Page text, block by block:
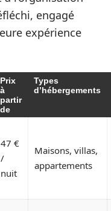
engagé
expérience
Prix
à
partir
de
Types
d’hébergements
47 €
/
nuit
Maisons, villas,
appartements